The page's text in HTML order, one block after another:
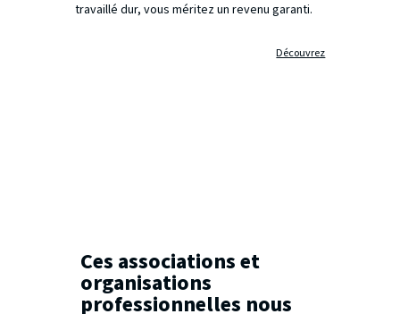
travaillé dur, vous méritez un revenu garanti.
Découvrez
Ces associations et
organisations
professionnelles nous